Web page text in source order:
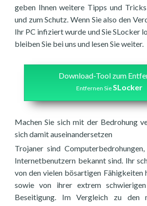
geben Ihnen weitere Tipps und
und zum Schutz. Wenn Sie also den
Ihr PC infiziert wurde und Sie SLocker
bleiben Sie bei uns und lesen Sie weiter.
Download-Tool zum
Entfernen SieSLocker
Machen Sie sich mit der Bedrohung
sich damit auseinandersetzen
Trojaner sind
Internetbenutzern bekannt sind. Ihr
von den vielen bösartigen Fähigkeiten
sowie von ihrer extrem
Beseitigung. Im Vergleich zu den